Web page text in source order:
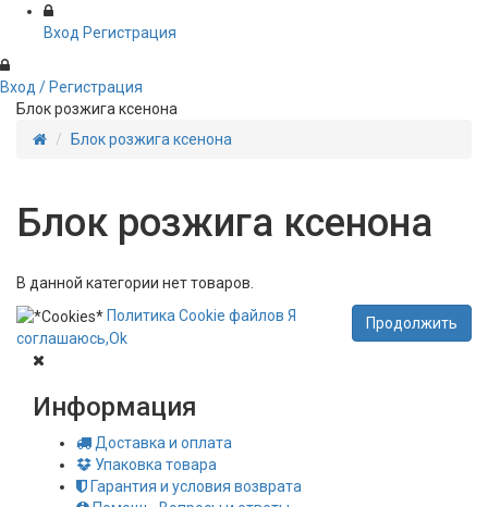
Вход Регистрация
Вход / Регистрация
Блок розжига ксенона
Блок розжига ксенона
Блок розжига ксенона
В данной категории нет товаров.
Продолжить
Политика Сookie файлов Я
соглашаюсь,Ok
Информация
Доставка и оплата
Упаковка товара
Гарантия и условия возврата